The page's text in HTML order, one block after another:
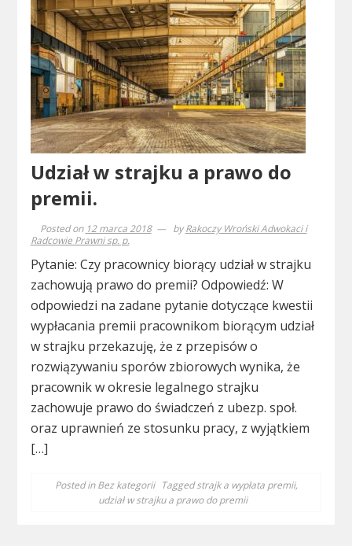
Udział w strajku a prawo do
premii.
Posted on 12 marca 2018 byRakoczy Wroński Adwokaci i
Radcowie Prawni sp. p.
Pytanie: Czy pracownicy biorący udział w strajku
zachowują prawo do premii? Odpowiedź: W
odpowiedzi na zadane pytanie dotyczące kwestii
wypłacania premii pracownikom biorącym udział
w strajku przekazuję, że z przepisów o
rozwiązywaniu sporów zbiorowych wynika, że
pracownik w okresie legalnego strajku
zachowuje prawo do świadczeń z ubezp. społ.
oraz uprawnień ze stosunku pracy, z wyjątkiem
[…]
Posted inBez kategorii Taggedstrajk a wypłata premii,
udział w strajku a prawo do premii